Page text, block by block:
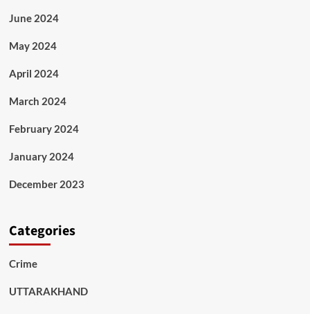
June 2024
May 2024
April 2024
March 2024
February 2024
January 2024
December 2023
Categories
Crime
UTTARAKHAND